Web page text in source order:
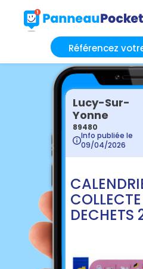
Référencez
Lucy-Sur-
Yonne
89480
Info publiée le
09/04/2026
DECHETS